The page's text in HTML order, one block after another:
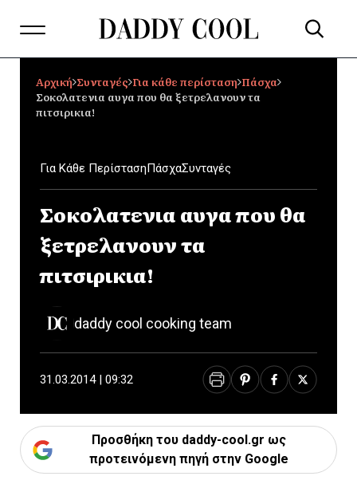
Αρχική Συνταγές Για κάθε περίσταση Πάσχα
Σοκολατενια αυγα που θα ξετρελανουν τα
πιτσιρικια!
Για Κάθε ΠερίστασηΠάσχαΣυνταγές
Σοκολατενια αυγα που θα
ξετρελανουν τα
πιτσιρικια!
daddy cool cooking team
31.03.2014 | 09:32
Προσθήκη του daddy-cool.gr ως
προτεινόμενη πηγή στην Google